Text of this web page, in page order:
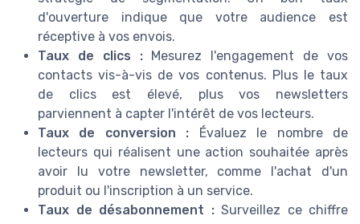
d'ouverture indique que votre audience est
réceptive à vos envois.
Taux de clics :Mesurez l'engagement de vos
contacts vis-à-vis de vos contenus. Plus le taux
de clics est élevé, plus vos newsletters
parviennent à capter l'intérêt de vos lecteurs.
Taux de conversion : Évaluez le nombre de
lecteurs qui réalisent une action souhaitée après
avoir lu votre newsletter, comme l'achat d'un
produit ou l'inscription à un service.
Taux de désabonnement :Surveillez ce chiffre